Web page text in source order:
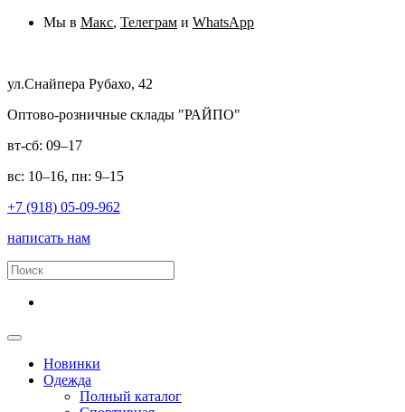
Мы в Макс, Телеграм и WhatsApp
ул.Снайпера Рубахо, 42
Оптово-розничные склады "РАЙПО"
вт-сб: 09–17
вс: 10–16, пн: 9–15
+7 (918) 05-09-962
написать нам
Новинки
Одежда
Полный каталог